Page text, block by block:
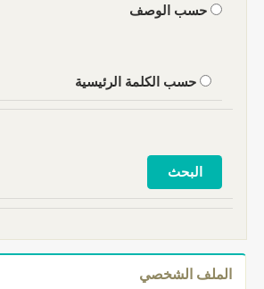
حسب الوصف
حسب الكلمة الرئيسية
الملف الشخصي